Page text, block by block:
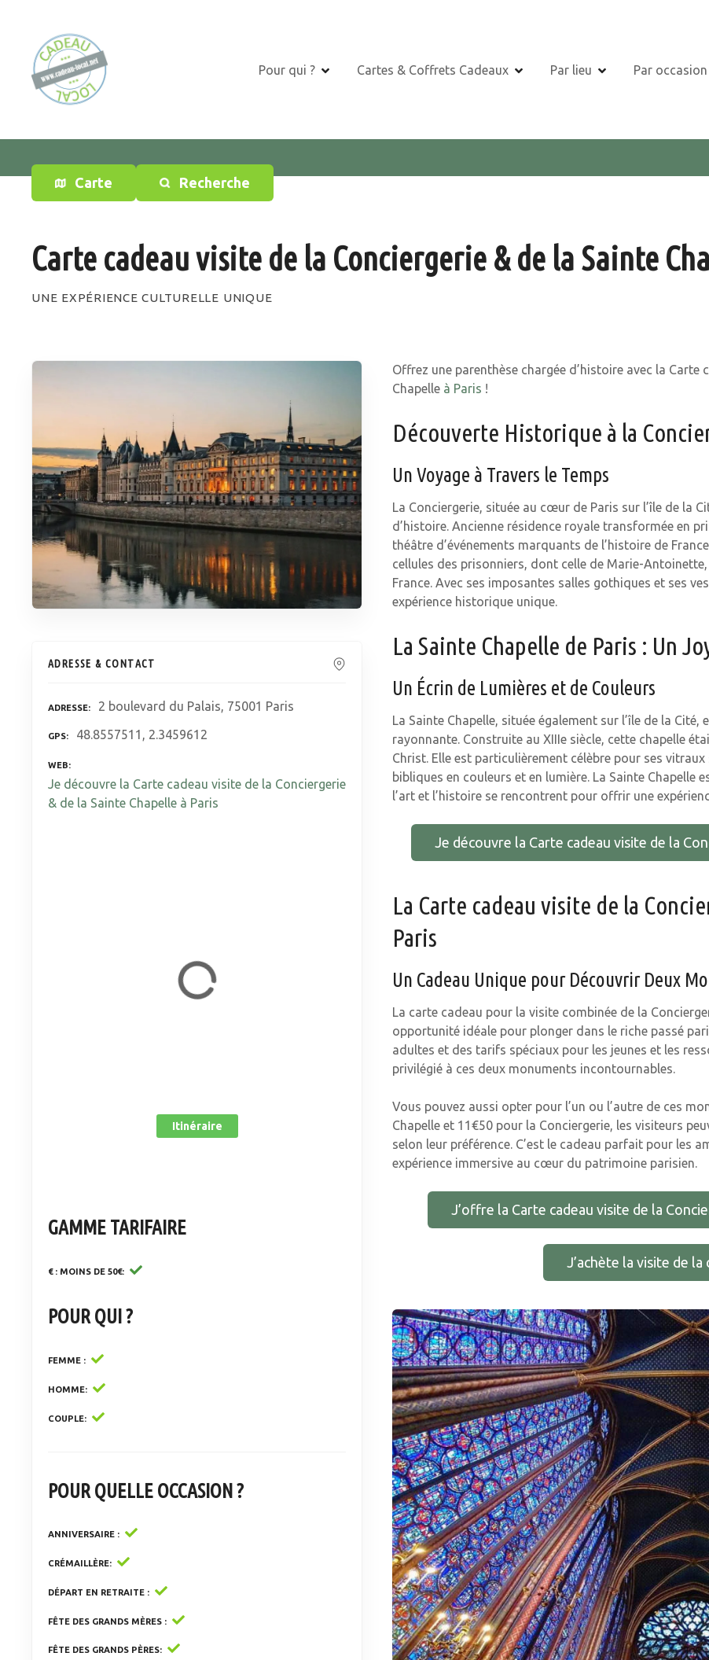
o
t
Pour qui ? Cartes & Coffrets Cadeaux Par lieu Par occasion
Carte Recherche
Carte cadeau visite de la Conciergerie & de la Sainte
UNE EXPÉRIENCE CULTURELLE UNIQUE
ADRESSE & CONTACT
ADRESSE 2 boulevard du Palais, 75001 Paris
GPS 48.8557511, 2.3459612
WEB
Je découvre la Carte cadeau visite de la Conciergerie
& de la Sainte Chapelle à Paris
Itinéraire
GAMME TARIFAIRE
€ : MOINS DE 50€
POUR QUI ?
FEMME
HOMME
COUPLE
POUR QUELLE OCCASION ?
ANNIVERSAIRE
CRÉMAILLÈRE
DÉPART EN RETRAITE
FÊTE DES GRANDS MÈRES
FÊTE DES GRANDS PÈRES
Offrez une parenthèse chargée d’histoire avec la Carte
Chapelle à Paris !
Découverte Historique à la
Un Voyage à Travers le Temps
La Conciergerie, située au cœur de Paris sur l’île de la
d’histoire. Ancienne résidence royale transformée en
théâtre d’événements marquants de l’histoire de
cellules des prisonniers, dont celle de Marie-
France. Avec ses imposantes salles gothiques et ses
expérience historique unique.
La Sainte Chapelle de Paris : Un
Un Écrin de Lumières et de Couleurs
La Sainte Chapelle, située également sur l’île de la
rayonnante. Construite au XIIIe siècle, cette chapelle
Christ. Elle est particulièrement célèbre pour ses
bibliques en couleurs et en lumière. La Sainte Chapelle
l’art et l’histoire se rencontrent pour offrir une
Je découvre la Carte cadeau visite de la
La Carte cadeau visite de la
Paris
Un Cadeau Unique pour Découvrir Deux
La carte cadeau pour la visite combinée de la
opportunité idéale pour plonger dans le riche passé
adultes et des tarifs spéciaux pour les jeunes et les
privilégié à ces deux monuments incontournables.
Vous pouvez aussi opter pour l’un ou l’autre de ces
Chapelle et 11€50 pour la Conciergerie, les visiteurs
selon leur préférence. C’est le cadeau parfait pour les
expérience immersive au cœur du patrimoine parisien.
J’offre la Carte cadeau visite de la
J’achète la visite de